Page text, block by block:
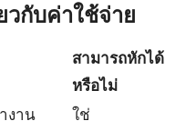
วกับค่าใช้จ่าย
สามารถหักได้
หรือไม่
งาน ใช่